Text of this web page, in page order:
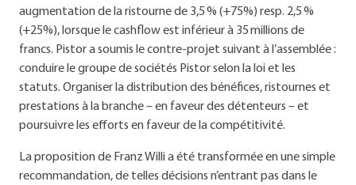
augmentation de la ristourne de 3,5 % (+75%) resp. 2,5 %
(+25%), lorsque le cashflow est inférieur à 35 millions de
francs. Pistor a soumis le contre-projet suivant à l’assemblée :
conduire le groupe de sociétés Pistor selon la loi et les
statuts. Organiser la distribution des bénéfices, ristournes et
prestations à la branche – en faveur des détenteurs – et
poursuivre les efforts en faveur de la compétitivité.
La proposition de Franz Willi a été transformée en une simple
recommandation, de telles décisions n’entrant pas dans le